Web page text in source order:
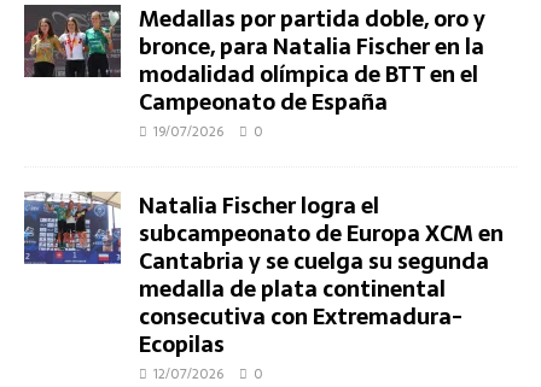
Medallas por partida doble, oro y
bronce, para Natalia Fischer en la
modalidad olímpica de BTT en el
Campeonato de España
19/07/2026 0
Natalia Fischer logra el
subcampeonato de Europa XCM en
Cantabria y se cuelga su segunda
medalla de plata continental
consecutiva con Extremadura-
Ecopilas
12/07/2026 0